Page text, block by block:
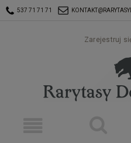
537 71 71 71
Zarejestruj